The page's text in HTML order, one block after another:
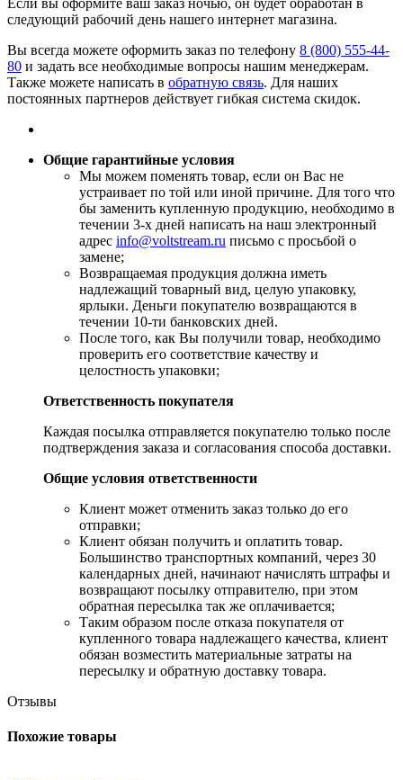
следующий рабочий день нашего интернет магазина.
Вы всегда можете оформить заказ по телефону 8 (800) 555-44-
80 и задать все необходимые вопросы нашим менеджерам.
Также можете написать в обратную связь. Для наших
постоянных партнеров действует гибкая система скидок.
Общие гарантийные условия
​Мы можем поменять товар, если он Вас не
устраивает по той или иной причине. Для того что
бы заменить купленную продукцию, необходимо в
течении 3-х дней написать на наш электронный
адрес info@voltstream.ru письмо с просьбой о
замене;
Возвращаемая продукция должна иметь
надлежащий товарный вид, целую упаковку,
ярлыки. Деньги покупателю возвращаются в
течении 10-ти банковских дней.
​После того, как Вы получили товар, необходимо
проверить его соответствие качеству и
целостность упаковки;
Ответственность покупателя
Каждая посылка отправляется покупателю только после
подтверждения заказа и согласования способа доставки.
Общие условия ответственности
​Клиент может отменить заказ только до его
отправки;
​Клиент обязан получить и оплатить товар.
Большинство транспортных компаний, через 30
календарных дней, начинают начислять штрафы и
возвращают посылку отправителю, при этом
обратная пересылка так же оплачивается;
​Таким образом после отказа покупателя от
купленного товара надлежащего качества, клиент
обязан возместить материальные затраты на
пересылку и обратную доставку товара.
Отзывы
Похожие товары